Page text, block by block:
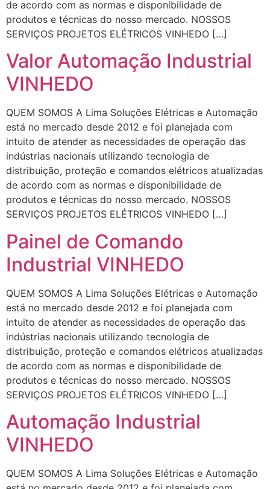
de acordo com as normas e disponibilidade de
produtos e técnicas do nosso mercado. NOSSOS
SERVIÇOS PROJETOS ELÉTRICOS VINHEDO […]
Valor Automação Industrial
VINHEDO
QUEM SOMOS A Lima Soluções Elétricas e Automação
está no mercado desde 2012 e foi planejada com
intuito de atender as necessidades de operação das
indústrias nacionais utilizando tecnologia de
distribuição, proteção e comandos elétricos atualizadas
de acordo com as normas e disponibilidade de
produtos e técnicas do nosso mercado. NOSSOS
SERVIÇOS PROJETOS ELÉTRICOS VINHEDO […]
Painel de Comando
Industrial VINHEDO
QUEM SOMOS A Lima Soluções Elétricas e Automação
está no mercado desde 2012 e foi planejada com
intuito de atender as necessidades de operação das
indústrias nacionais utilizando tecnologia de
distribuição, proteção e comandos elétricos atualizadas
de acordo com as normas e disponibilidade de
produtos e técnicas do nosso mercado. NOSSOS
SERVIÇOS PROJETOS ELÉTRICOS VINHEDO […]
Automação Industrial
VINHEDO
QUEM SOMOS A Lima Soluções Elétricas e Automação